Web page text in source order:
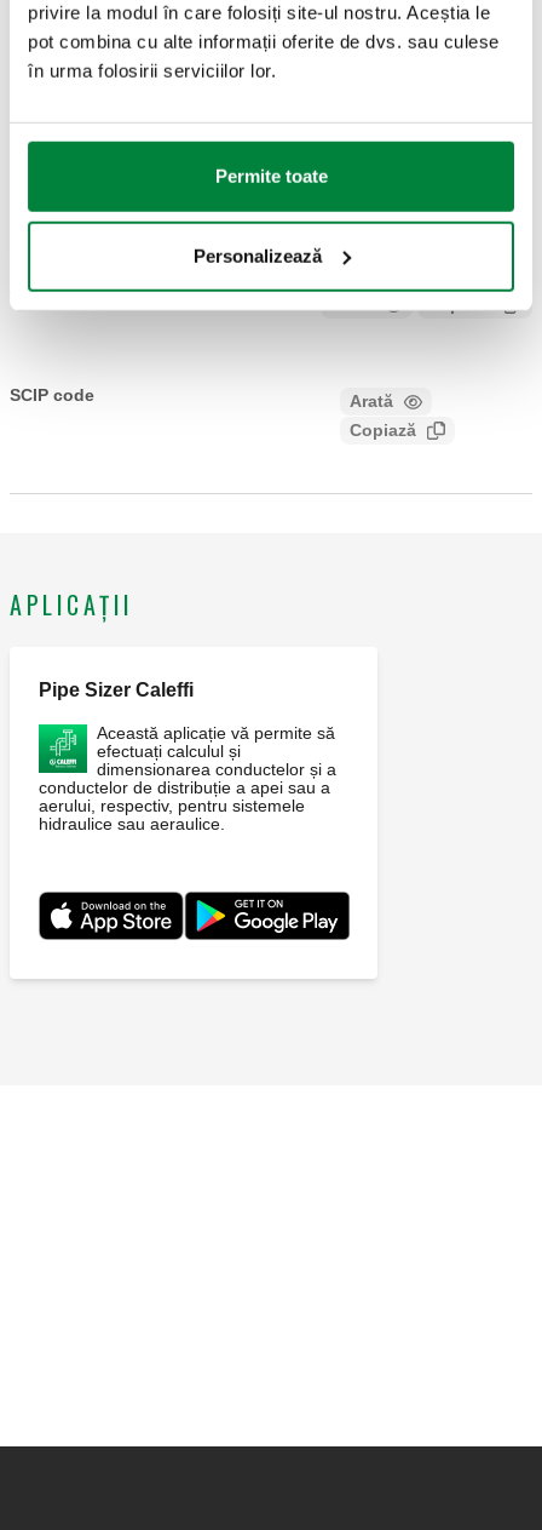
privire la modul în care folosiți site-ul nostru. Aceștia le
pot combina cu alte informații oferite de dvs. sau culese
în urma folosirii serviciilor lor.
Permite toate
Personalizează
386000 23 p. 1,5
Text ofertă
colectoarelor. Racord: 23 p. 1,5, Racord pentru fitinguri
SCIP code
Arată
Copiază
APLICAȚII
Pipe Sizer Caleffi
Această aplicație vă permite să
efectuați calculul și
dimensionarea conductelor și a
conductelor de distribuție a apei sau a
aerului, respectiv, pentru sistemele
hidraulice sau aeraulice.